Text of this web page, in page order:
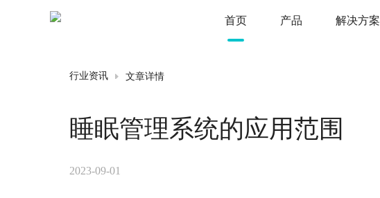
首页 产品 解决方案
行业资讯 文章详情
睡眠管理系统的应用范围
2023-09-01